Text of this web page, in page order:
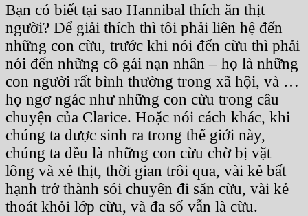
Bạn có biết tại sao Hannibal thích ăn thịt
người? Để giải thích thì tôi phải liên hệ đến
những con cừu, trước khi nói đến cừu thì phải
nói đến những cô gái nạn nhân – họ là những
con người rất bình thường trong xã hội, và …
họ ngơ ngác như những con cừu trong câu
chuyện của Clarice. Hoặc nói cách khác, khi
chúng ta được sinh ra trong thế giới này,
chúng ta đều là những con cừu chờ bị vặt
lông và xẻ thịt, thời gian trôi qua, vài kẻ bất
hạnh trở thành sói chuyên đi săn cừu, vài kẻ
thoát khỏi lớp cừu, và đa số vẫn là cừu.